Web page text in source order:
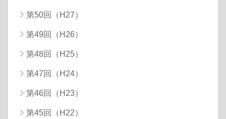
第50回（H27）
第49回（H26）
第48回（H25）
第47回（H24）
第46回（H23）
第45回（H22）